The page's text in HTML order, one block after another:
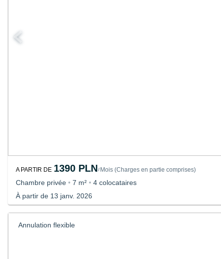
A PARTIR DE 1390 PLN/ Mois (Charges en partie comprises)
Chambre privée • 7 m² • 4 colocataires
À partir de 13 janv. 2026
Annulation flexible